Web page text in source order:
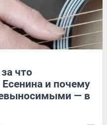
что
и почему
— в